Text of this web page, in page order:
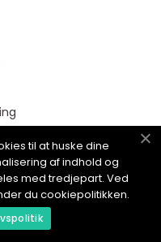
til at huske dine
af indhold og
med tredjepart. Ved
du cookiepolitikken.